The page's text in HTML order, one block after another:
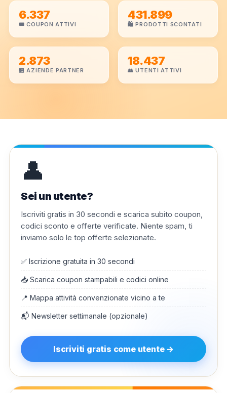
6.337
🎟️ COUPON ATTIVI
431.899
🛍️ PRODOTTI SCONTATI
2.873
🏪 AZIENDE PARTNER
18.437
👥 UTENTI ATTIVI
👤
Sei un utente?
Iscriviti gratis in 30 secondi e scarica subito coupon,
codici sconto e offerte verificate. Niente spam, ti
inviamo solo le top offerte selezionate.
✅ Iscrizione gratuita in 30 secondi
📥 Scarica coupon stampabili e codici online
📍 Mappa attività convenzionate vicino a te
📬 Newsletter settimanale (opzionale)
Iscriviti gratis come utente →